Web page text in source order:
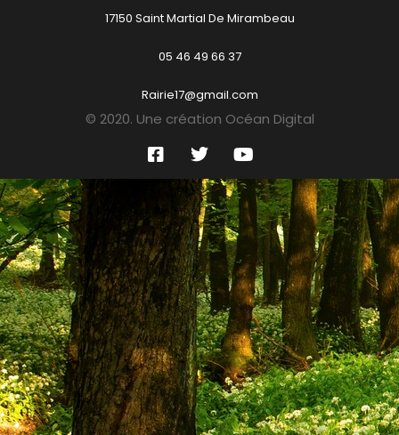
17150 Saint Martial De Mirambeau
05 46 49 66 37
Rairie17@gmail.com
© 2020. Une création Océan Digital